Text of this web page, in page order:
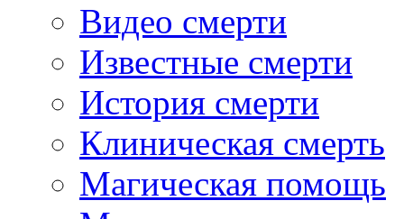
Видео смерти
Известные смерти
История смерти
Клиническая смерть
Магическая помощь